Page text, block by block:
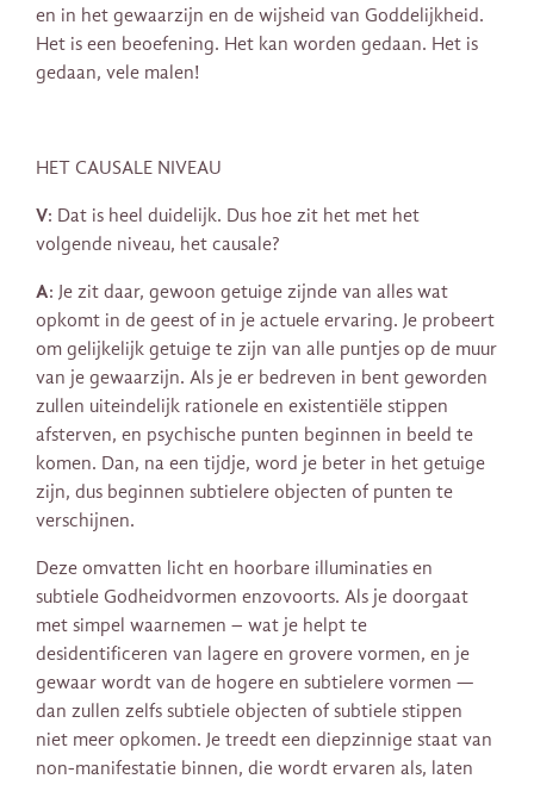
en in het gewaarzijn en de wijsheid van Goddelijkheid.
Het is een beoefening. Het kan worden gedaan. Het is
gedaan, vele malen!
HET CAUSALE NIVEAU
V: Dat is heel duidelijk. Dus hoe zit het met het
volgende niveau, het causale?
A: Je zit daar, gewoon getuige zijnde van alles wat
opkomt in de geest of in je actuele ervaring. Je probeert
om gelijkelijk getuige te zijn van alle puntjes op de muur
van je gewaarzijn. Als je er bedreven in bent geworden
zullen uiteindelijk rationele en existentiële stippen
afsterven​​, en psychische punten beginnen in beeld te
komen. Dan, na een tijdje, word je beter in het getuige
zijn, dus beginnen subtielere objecten of punten te
verschijnen.
Deze omvatten licht en hoorbare illuminaties en
subtiele Godheidvormen enzovoorts. Als je doorgaat
met simpel waarnemen – wat je helpt te
desidentificeren van lagere en grovere vormen, en je
gewaar wordt van de hogere en subtielere vormen —
dan zullen zelfs subtiele objecten of subtiele stippen
niet meer opkomen​​. Je treedt een diepzinnige staat van
non-manifestatie binnen, die wordt ervaren als, laten